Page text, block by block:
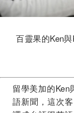
百靈果的Ken
留學美加的
語新聞，這次